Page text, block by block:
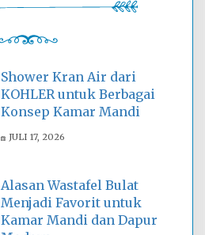
Shower Kran Air dari
KOHLER untuk Berbagai
Konsep Kamar Mandi
JULI 17, 2026
Alasan Wastafel Bulat
Menjadi Favorit untuk
Kamar Mandi dan Dapur